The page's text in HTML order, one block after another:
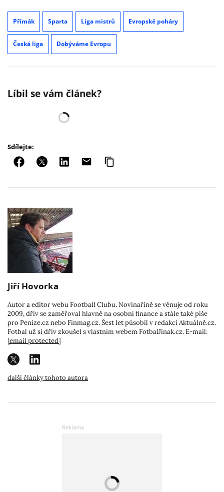
Přímák Sparta Liga mistrů Evropské poháry
Česká liga Dobýváme Evropu
Líbil se vám článek?
Sdílejte:
Jiří Hovorka
Autor a editor webu Football Clubu. Novinařině se věnuje od roku
2009, dřív se zaměřoval hlavně na osobní finance a stále také píše
pro Peníze.cz nebo Finmag.cz. Šest let působil v redakci Aktuálně.cz.
Fotbal už si dřív zkoušel s vlastním webem FotbalJinak.cz. E-mail:
[email protected]
další články tohoto autora